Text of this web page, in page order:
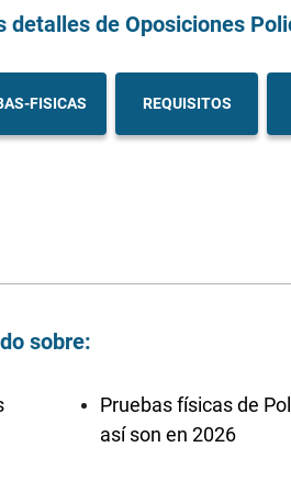
detalles de Oposiciones
FISICAS REQUISITOS
sobre:
Pruebas físicas de
así son en 2026